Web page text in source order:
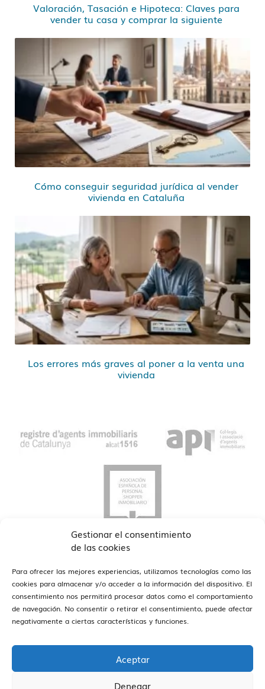
Gestionar el consentimiento
de las cookies
Para ofrecer las mejores experiencias, utilizamos tecnologías como las
cookies para almacenar y/o acceder a la información del dispositivo. El
consentimiento nos permitirá procesar datos como el comportamiento
de navegación. No consentir o retirar el consentimiento, puede afectar
negativamente a ciertas características y funciones.
Aceptar
Denegar
Valoración, Tasación e Hipoteca: Claves para
vender tu casa y comprar la siguiente
Cómo conseguir seguridad jurídica al vender
vivienda en Cataluña
Los errores más graves al poner a la venta una
vivienda
Estamos en Barcelona y Reus ver oficinas